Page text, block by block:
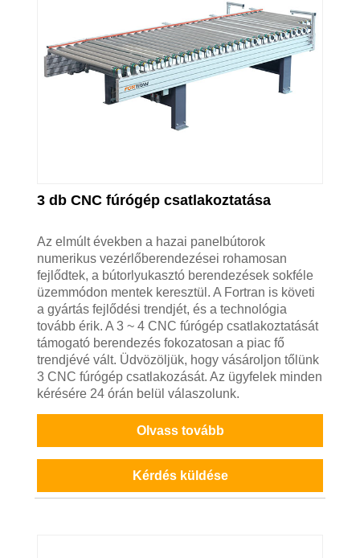
3 db CNC fúrógép csatlakoztatása
Az elmúlt években a hazai panelbútorok
numerikus vezérlőberendezései rohamosan
fejlődtek, a bútorlyukasztó berendezések sokféle
üzemmódon mentek keresztül. A Fortran is követi
a gyártás fejlődési trendjét, és a technológia
tovább érik. A 3 ~ 4 CNC fúrógép csatlakoztatását
támogató berendezés fokozatosan a piac fő
trendjévé vált. Üdvözöljük, hogy vásároljon tőlünk
3 CNC fúrógép csatlakozását. Az ügyfelek minden
kérésére 24 órán belül válaszolunk.
Olvass tovább
Kérdés küldése